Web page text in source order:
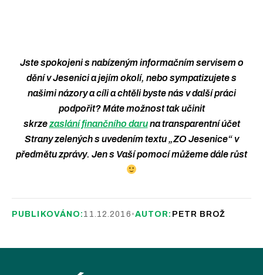
Jste spokojeni s nabízeným informačním servisem o
dění v Jesenici a jejím okolí, nebo sympatizujete s
našimi názory a cíli a chtěli byste nás v další práci
podpořit? Máte možnost tak učinit
skrzezaslání finančního daruna transparentní účet
Strany zelených s uvedením textu „ZO Jesenice“ v
předmětu zprávy. Jen s Vaší pomocí můžeme dále růst
PUBLIKOVÁNO: 11.12.2016 •AUTOR: PETR BROŽ